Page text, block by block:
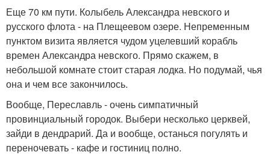
Еще 70 км пути. Колыбель Александра невского и
русского флота - на Плещеевом озере. Непременным
пунктом визита является чудом уцелевший корабль
времен Александра невского. Прямо скажем, в
небольшой комнате стоит старая лодка. Но подумай, чья
она и чем все закончилось.
Вообще, Переславль - очень симпатичный
провинциальный городок. Выбери несколько церквей,
зайди в дендрарий. Да и вообще, останься погулять и
переночевать - кафе и гостиниц полно.